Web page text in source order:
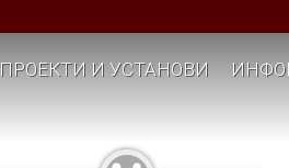
ПРОЕКТИ И УСТАНОВИ